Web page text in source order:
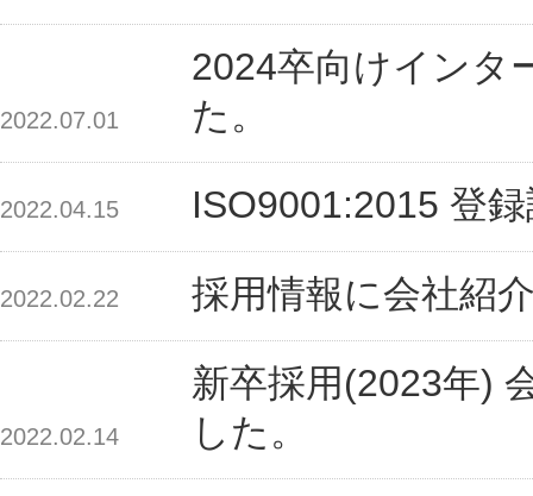
2022.07.01
2024卒向けインタ
た。
2022.04.15 ISO9001:2015 登
2022.02.22 採用情報に会社紹
2022.02.14
新卒採用(2023年)
した。